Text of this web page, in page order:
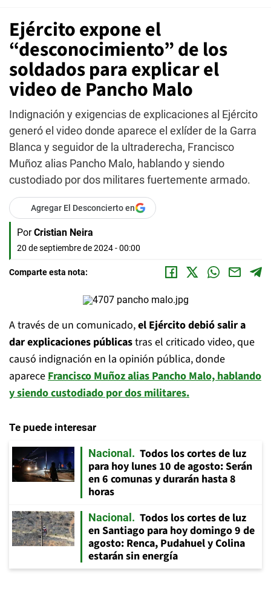
Ejército expone el
“desconocimiento” de los
soldados para explicar el
video de Pancho Malo
Indignación y exigencias de explicaciones al Ejército
generó el video donde aparece el exlíder de la Garra
Blanca y seguidor de la ultraderecha, Francisco
Muñoz alias Pancho Malo, hablando y siendo
custodiado por dos militares fuertemente armado.
Agregar El Desconcierto en
Por Cristian Neira
20 de septiembre de 2024 - 00:00
Comparte esta nota:
A través de un comunicado,el Ejército debió salir a
dar explicaciones públicastras el criticado video, que
causó indignación en la opinión pública, donde
apareceFrancisco Muñoz alias Pancho Malo, hablando
y siendo custodiado por dos militares.
Te puede interesar
Nacional
Todos los cortes de luz
para hoy lunes 10 de agosto: Serán
en 6 comunas y durarán hasta 8
horas
Nacional
Todos los cortes de luz
en Santiago para hoy domingo 9 de
agosto: Renca, Pudahuel y Colina
estarán sin energía